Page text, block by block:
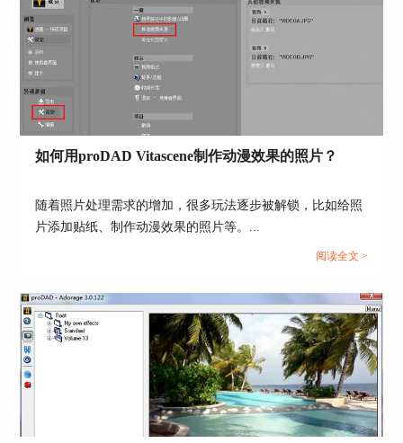
视频A的设置就完成了，接着设置视频B，与视频A
的设置类似。来源同样选择“文件”，导入目标图
片。
图5：导入视频B
然后设置开始和结束的位置，因为视频A的开始位
置向右偏移了一格，所以视频B的开始位置紧跟着
束位置正好是中心位，同样形成“平移一个方格”的
运动路径。
如何用proDAD Vitascene制作动漫效果的照片？
随着照片处理需求的增加，很多玩法逐步被解锁，比如给照
片添加贴纸、制作动漫效果的照片等。...
阅读全文 >